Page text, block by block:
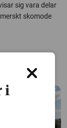
sig vara delar
skomode
i